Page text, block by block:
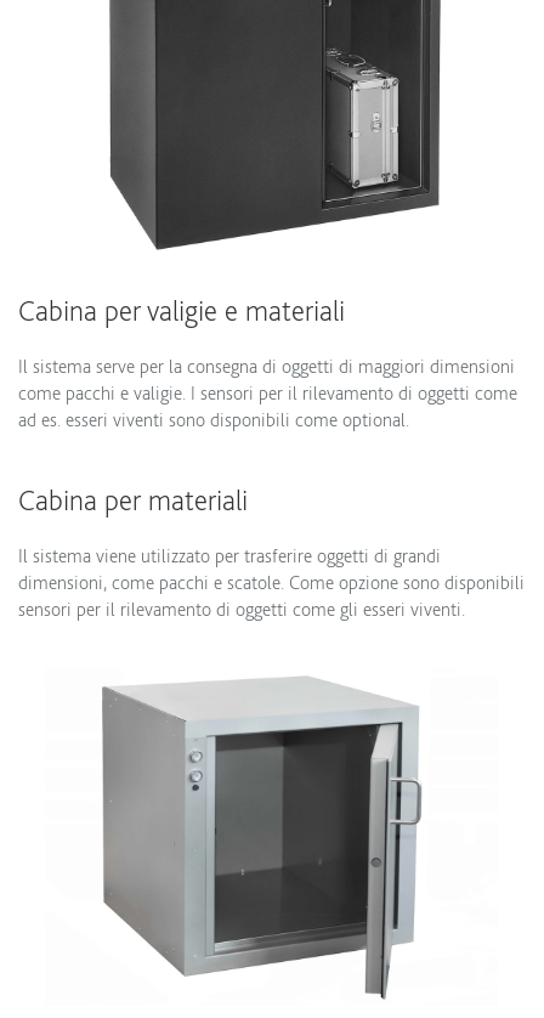
Cabina per valigie e materiali
Il sistema serve per la consegna di oggetti di maggiori dimensioni
come pacchi e valigie. I sensori per il rilevamento di oggetti come
ad es. esseri viventi sono disponibili come optional.
Cabina per materiali
Il sistema viene utilizzato per trasferire oggetti di grandi
dimensioni, come pacchi e scatole. Come opzione sono disponibili
sensori per il rilevamento di oggetti come gli esseri viventi.